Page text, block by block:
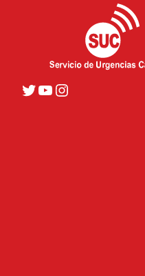
Twitter
YouTube
Instagram